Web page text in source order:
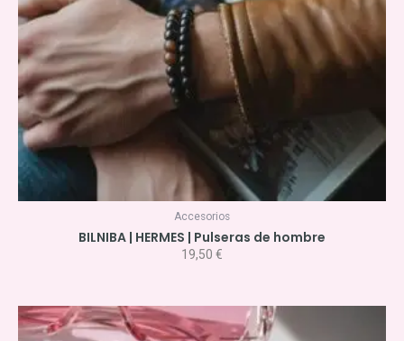
Accesorios
BILNIBA | HERMES | Pulseras de hombre
19,50 €